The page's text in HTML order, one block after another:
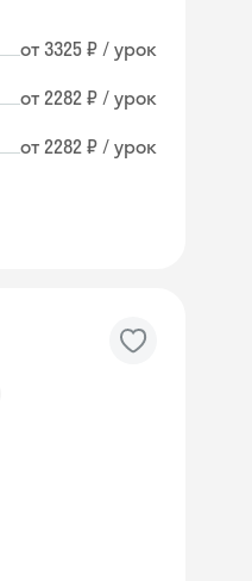
от 3325 ₽ / урок
от 2282 ₽ / урок
от 2282 ₽ / урок